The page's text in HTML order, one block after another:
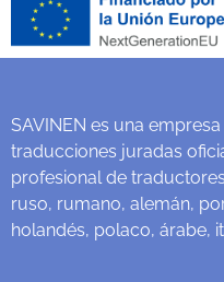
SAVINEN es una
traducciones juradas
profesional de
ruso, rumano, alemán,
holandés, polaco, árabe,